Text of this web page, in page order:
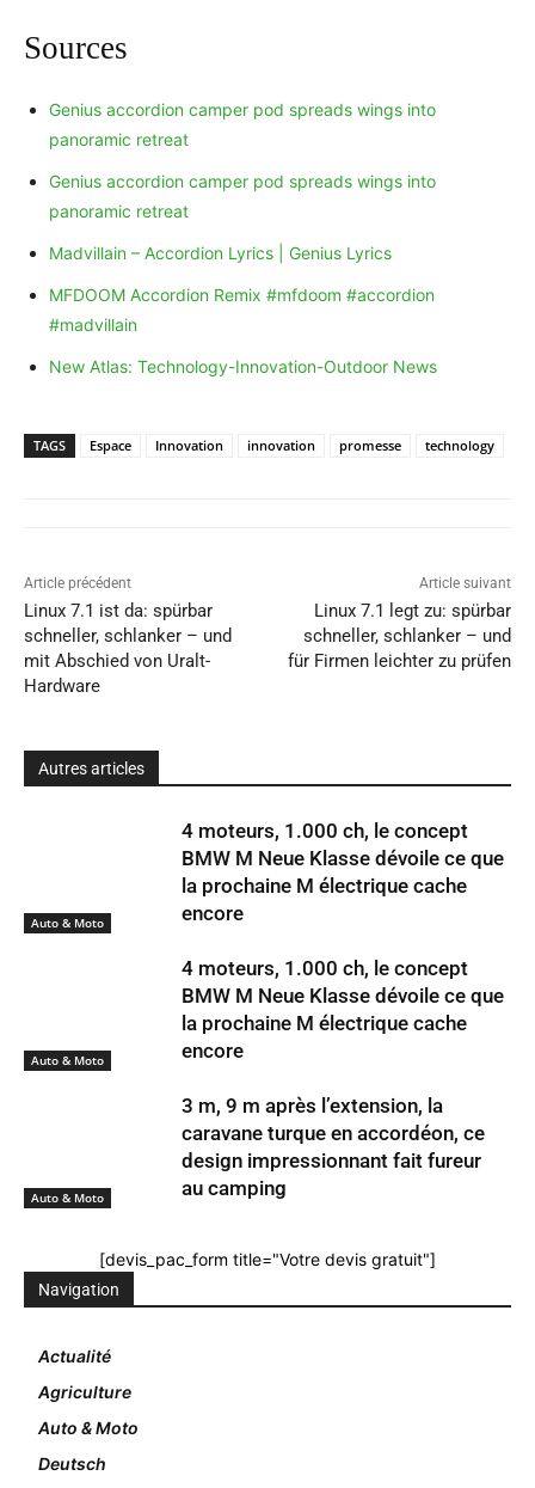
Sources
Genius accordion camper pod spreads wings into
panoramic retreat
Genius accordion camper pod spreads wings into
panoramic retreat
Madvillain – Accordion Lyrics | Genius Lyrics
MFDOOM Accordion Remix #mfdoom #accordion
#madvillain
New Atlas: Technology-Innovation-Outdoor News
TAGS Espace Innovation innovation promesse technology
Article précédent
Linux 7.1 ist da: spürbar
schneller, schlanker – und
mit Abschied von Uralt-
Hardware
Article suivant
Linux 7.1 legt zu: spürbar
schneller, schlanker – und
für Firmen leichter zu prüfen
Autres articles
Auto & Moto
4 moteurs, 1.000 ch, le concept
BMW M Neue Klasse dévoile ce que
la prochaine M électrique cache
encore
Auto & Moto
4 moteurs, 1.000 ch, le concept
BMW M Neue Klasse dévoile ce que
la prochaine M électrique cache
encore
Auto & Moto
3 m, 9 m après l’extension, la
caravane turque en accordéon, ce
design impressionnant fait fureur
au camping
[devis_pac_form title="Votre devis gratuit"]
Navigation
Actualité
Agriculture
Auto & Moto
Deutsch